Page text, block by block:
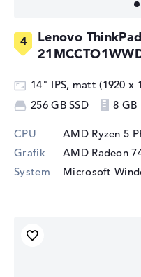
Lenovo
14" IPS, matt (1920 x
256 GB SSD
8 GB
CPU AMD Ryzen 5
Grafik
AMD Radeon
System
Microsoft